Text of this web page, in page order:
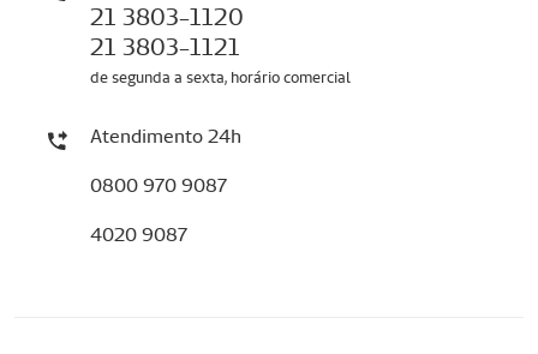
21 3803-1120
21 3803-1121
de segunda a sexta, horário comercial
Atendimento 24h
0800 970 9087
4020 9087